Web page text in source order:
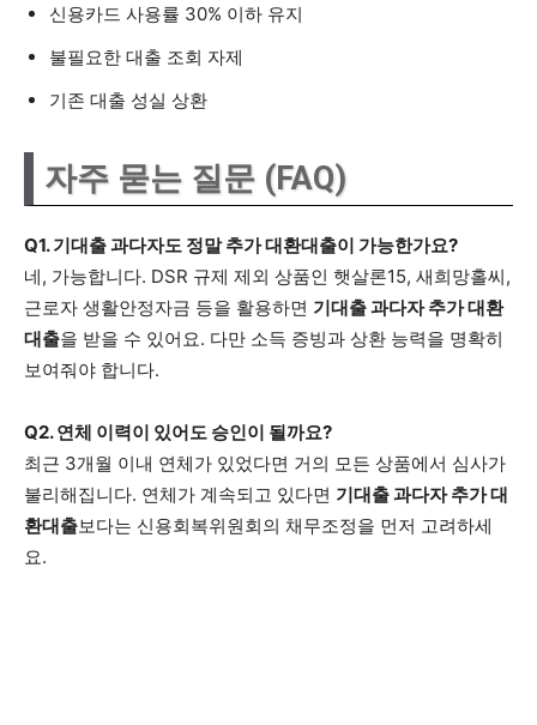
신용카드 사용률 30% 이하 유지
불필요한 대출 조회 자제
기존 대출 성실 상환
자주 묻는 질문 (FAQ)
Q1. 기대출 과다자도 정말 추가 대환대출이 가능한가요?
네, 가능합니다. DSR 규제 제외 상품인 햇살론15, 새희망홀씨,
근로자 생활안정자금 등을 활용하면 기대출 과다자 추가 대환
대출을 받을 수 있어요. 다만 소득 증빙과 상환 능력을 명확히
보여줘야 합니다.
Q2. 연체 이력이 있어도 승인이 될까요?
최근 3개월 이내 연체가 있었다면 거의 모든 상품에서 심사가
불리해집니다. 연체가 계속되고 있다면 기대출 과다자 추가 대
환대출보다는 신용회복위원회의 채무조정을 먼저 고려하세
요.